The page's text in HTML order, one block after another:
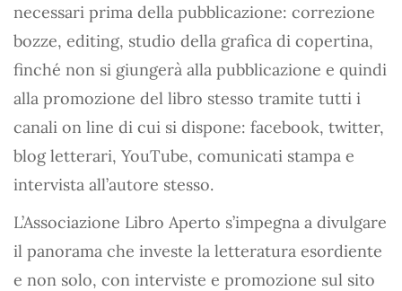
necessari prima della pubblicazione: correzione
bozze, editing, studio della grafica di copertina,
finché non si giungerà alla pubblicazione e quindi
alla promozione del libro stesso tramite tutti i
canali on line di cui si dispone: facebook, twitter,
blog letterari, YouTube, comunicati stampa e
intervista all’autore stesso.
L’Associazione Libro Aperto s’impegna a divulgare
il panorama che investe la letteratura esordiente
e non solo, con interviste e promozione sul sito